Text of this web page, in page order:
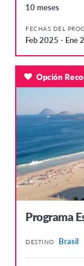
10 meses
FECHAS DEL
Feb 2025 - Ene
Programa
DESTINO Brasil
Opción